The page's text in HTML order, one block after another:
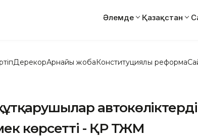
Әлемде Қазақстан
ДерекқорАрнайы жобаКонституциялық реформа
көрсетті - ҚР ТЖМ